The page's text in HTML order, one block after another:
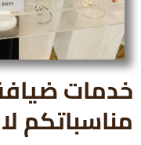
خدمات
مناسباتكم